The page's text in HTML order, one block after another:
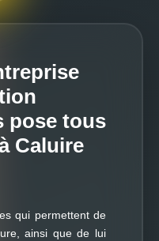
pose tous
Caluire
qui permettent de
ainsi que de lui